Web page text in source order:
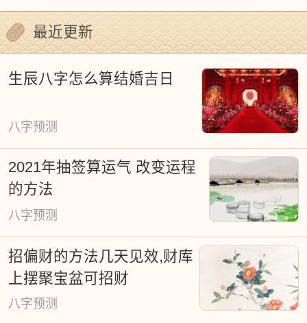
成分，但其深层蕴含着古代哲学智慧、天
文知识、地理认知与生态观念的交融。对
待这份文化遗产，我们既需摒弃盲目迷
信，也要避免简单否定。以现代科学视角
重新解读，将有助于挖掘其中蕴含的生态
文明智慧，为传承优秀传统文化提供新维
度。
黄道吉日文化作为中华时间哲学的重要组
成部分，渗透于军事决策、皇家祭祀、宗
教仪式等诸多领域。古谚"得天时得地利"深
刻揭示了时空选择的重要性。尽管现代通
书标注通用吉日，但个体命理差异要求个
最近更新
生辰八字怎么算结婚吉日
八字预测
2021年抽签算运气 改变运程
的方法
八字预测
招偏财的方法几天见效,财库
上摆聚宝盆可招财
八字预测